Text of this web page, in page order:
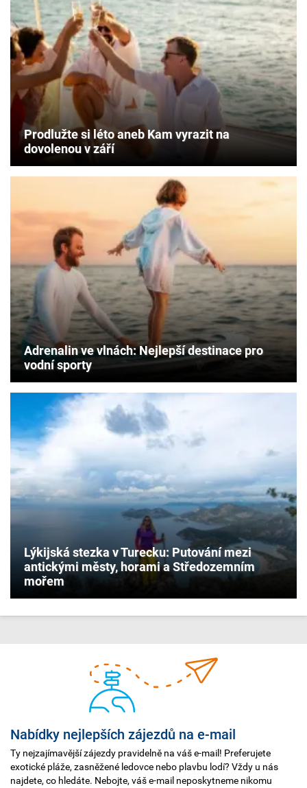
Prodlužte si léto aneb Kam vyrazit na
dovolenou v září
Adrenalin ve vlnách: Nejlepší destinace pro
vodní sporty
Lýkijská stezka v Turecku: Putování mezi
antickými městy, horami a Středozemním
mořem
Nabídky nejlepších zájezdů na e-mail
Ty nejzajímavější zájezdy pravidelně na váš e-mail! Preferujete
exotické pláže, zasněžené ledovce nebo plavbu lodí? Vždy u nás
najdete, co hledáte. Nebojte, váš e-mail neposkytneme nikomu